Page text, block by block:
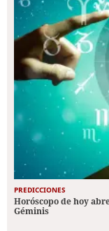
PREDICCIONES
Horóscopo de hoy
Géminis